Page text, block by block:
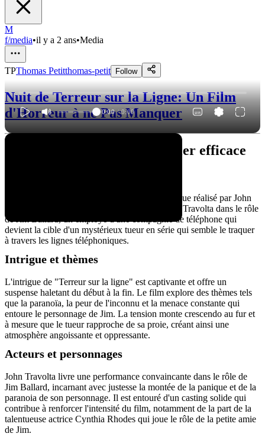
M
f/media•il y a 2 ans•Media
TPThomas Petitthomas-petit Follow
Nuit de Terreur sur la Ligne: Un Film
d'Horreur à ne Pas Manquer
0:00 / 0:00
Terreur sur la ligne: un thriller efficace
"Terreur sur la ligne" est un thriller psychologique réalisé par John
McTiernan en 1980. Le film met en scène John Travolta dans le rôle
de Jim Ballard, un employé d'une compagnie de téléphone qui
devient la cible d'un mystérieux tueur en série qui semble le traquer
à travers les lignes téléphoniques.
Intrigue et thèmes
L'intrigue de "Terreur sur la ligne" est captivante et offre un
suspense haletant du début à la fin. Le film explore des thèmes tels
que la paranoïa, la peur de l'inconnu et la menace constante qui
entoure le personnage de Jim. La tension monte crescendo au fur et
à mesure que le tueur rapproche de sa proie, créant ainsi une
atmosphère angoissante et oppressante.
Acteurs et personnages
John Travolta livre une performance convaincante dans le rôle de
Jim Ballard, incarnant avec justesse la montée de la panique et de la
paranoia de son personnage. Il est entouré d'un casting solide qui
contribue à renforcer l'intensité du film, notamment de la part de la
talentueuse actrice Cynthia Rhodes qui joue le rôle de la petite amie
de Jim.